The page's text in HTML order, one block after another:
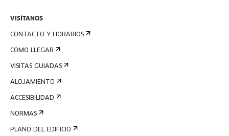
VISÍTANOS
CONTACTO Y HORARIOS
CÓMO LLEGAR
VISITAS GUIADAS
ALOJAMIENTO
ACCESIBILIDAD
NORMAS
PLANO DEL EDIFICIO